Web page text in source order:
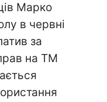
Марко
в червні
за
на ТМ